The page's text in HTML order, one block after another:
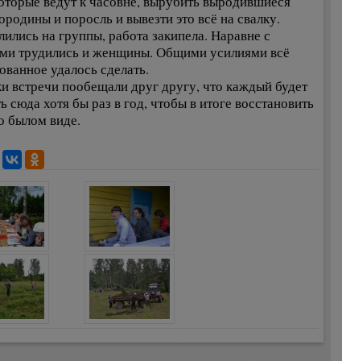
и поросль и вывезти это всё на свалку.
на группы, работа закипела. Наравне с
трудились и женщины. Общими усилиями всё
удалось сделать.
встречи пообещали друг другу, что каждый будет
сюда хотя бы раз в год, чтобы в итоге восстановить
былом виде.